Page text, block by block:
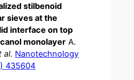
stilbenoid
sieves at the
interface on top
monolayer A.
al. Nanotechnology
435604